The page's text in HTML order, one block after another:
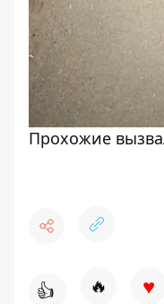
Прохожие
👍 🔥 ♥